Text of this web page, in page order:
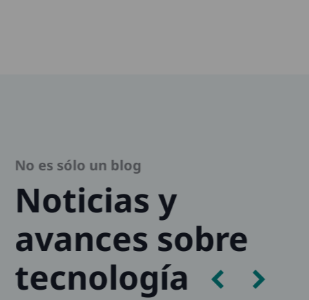
No es sólo un blog
Noticias y
avances sobre
tecnología